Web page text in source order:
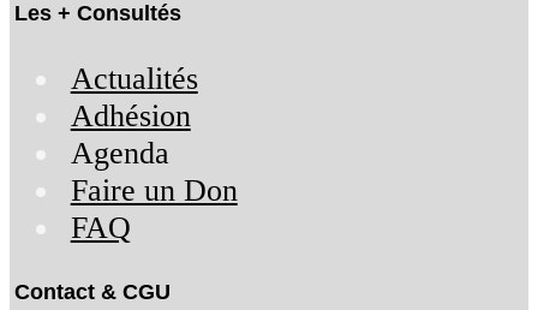
Les + Consultés
Actualités
Adhésion
Agenda
Faire un Don
FAQ
Contact & CGU